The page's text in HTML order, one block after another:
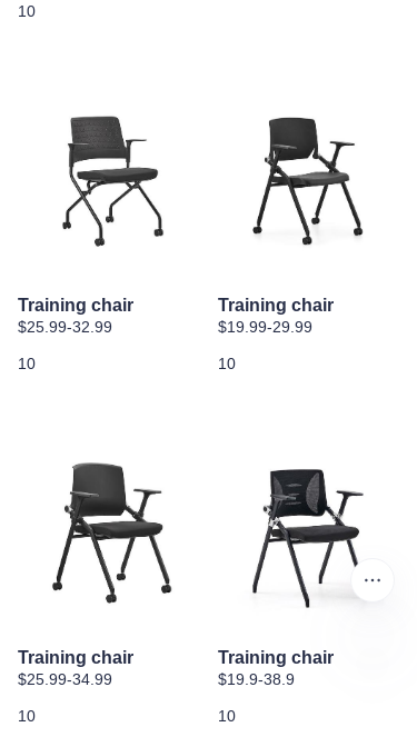
10
Training chair
$25.99-32.99
10
Training chair
$19.99-29.99
10
Training chair
$25.99-34.99
10
Training chair
$19.9-38.9
10